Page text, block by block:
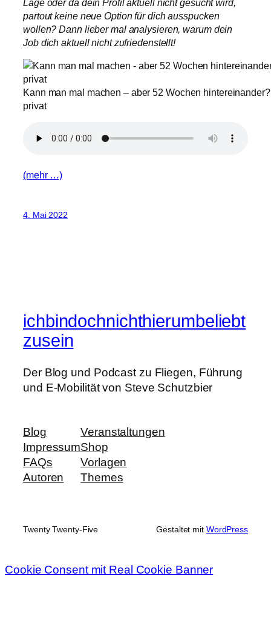
Lage oder da dein Profil aktuell nicht gesucht wird,
partout keine neue Option für dich ausspucken
wollen? Dann lieber mal analysieren, warum dein
Job dich aktuell nicht zufriedenstellt!
Kann man mal machen – aber 52 Wochen
privat
(mehr …)
4. Mai 2022
ichbindochnichthierumbeliebt
zusein
Der Blog und Podcast zu Fliegen, Führung
und E-Mobilität von Steve Schutzbier
Blog
Impressum
FAQs
Autoren
Veranstaltungen
Shop
Vorlagen
Themes
Twenty Twenty-Five Gestaltet mit WordPress
Cookie Consent mit Real Cookie Banner